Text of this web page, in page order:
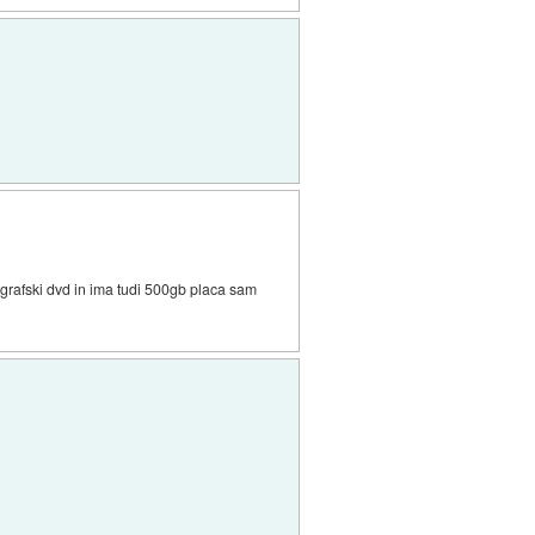
dvd in ima tudi 500gb placa sam